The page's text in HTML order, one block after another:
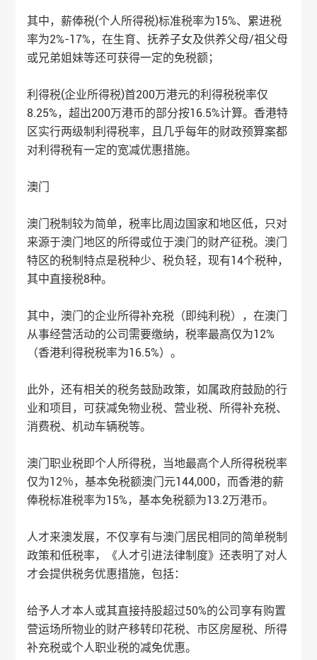
其中，薪俸税(个人所得税)标准税率为15%、累进税
率为2%-17%，在生育、抚养子女及供养父母/祖父母
或兄弟姐妹等还可获得一定的免税额；
利得税(企业所得税)首200万港元的利得税税率仅
8.25%，超出200万港币的部分按16.5%计算。香港特
区实行两级制利得税率，且几乎每年的财政预算案都
对利得税有一定的宽减优惠措施。
澳门
澳门税制较为简单，税率比周边国家和地区低，只对
来源于澳门地区的所得或位于澳门的财产征税。澳门
特区的税制特点是税种少、税负轻，现有14个税种，
其中直接税8种。
其中，澳门的企业所得补充税（即纯利税），在澳门
从事经营活动的公司需要缴纳，税率最高仅为12%
（香港利得税税率为16.5%）。
此外，还有相关的税务鼓励政策，如属政府鼓励的行
业和项目，可获减免物业税、营业税、所得补充税、
消费税、机动车辆税等。
澳门职业税即个人所得税，当地最高个人所得税税率
仅为12％，基本免税额澳门元144,000，而香港的薪
俸税标准税率为15%，基本免税额为13.2万港币。
人才来澳发展，不仅享有与澳门居民相同的简单税制
政策和低税率，《人才引进法律制度》还表明了对人
才会提供税务优惠措施，包括：
给予人才本人或其直接持股超过50%的公司享有购置
营运场所物业的财产移转印花税、市区房屋税、所得
补充税或个人职业税的减免优惠。